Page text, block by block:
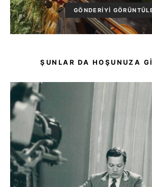
GÖNDERIYI
ŞUNLAR DA HOŞUNUZA